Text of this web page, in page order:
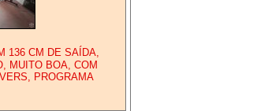
136 CM DE SAÍDA,
MUITO BOA, COM
PROGRAMA